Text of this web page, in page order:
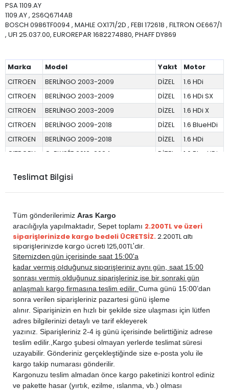
PSA 1109.AY
1109.AY , 2S6Q6714AB
BOSCH 0986TF0094 , MAHLE OX171/2D , FEBI 172618 , FILTRON OE667/1
, UFI 25.037.00, EUROREPAR 1682274880, PHAFF DY869
Marka Model Yakıt
Motor
CITROEN
BERLİNGO 2003-2009 DİZEL
1.6 HDi
CITROEN
BERLİNGO 2003-2009 DİZEL
1.6 HDi SX
CITROEN
BERLİNGO 2003-2009 DİZEL
1.6 HDi X
CITROEN
BERLİNGO 2009-2018 DİZEL
1.6 BlueHDi
CITROEN
BERLİNGO 2009-2018 DİZEL
1.6 HDi
CITROEN
C-ELYSÉE 2012-2024 DİZEL
1.6 BlueHDi
CITROEN
C1 2007-2013
CITROEN
C3 2002-2009
CITROEN
C3 2002-2009 DİZEL
1.6 HDi
CITROEN
C3 2009-2015 DİZEL
1.4 E-HDi
CITROEN
C3 2009-2015
CITROEN
C3 2009-2015 DİZEL
1.6 HDi
CITROEN
C3 AİRCROSS 2017-2020 DİZEL
1.6 BlueHDi
CITROEN
C3 PİCASSO 2009-2014 DİZEL
CITROEN
C3 PİCASSO 2009-2014 DİZEL
1.6 HDi
CITROEN
C4 2005-2010
CITROEN
C4 2011-2017 DİZEL
1.6 BlueHDi
CITROEN
C4 2011-2017 DİZEL
1.6 E-HDi
CITROEN
C4 2011-2017
CITROEN
C4 CACTUS 2014-2017 DİZEL
Teslimat Bilgisi
Tüm gönderilerimiz Aras Kargo
aracılığıyla yapılmaktadır, Sepet toplamı 2.200TL ve üzeri
siparişlerinizde kargo bedeli ÜCRETSİZ.2.200TL altı
siparişlerinizde kargo ücreti 125,00TL'dir.
Sitemizden gün içerisinde saat 15:00'a
kadar vermiş olduğunuz siparişleriniz aynı gün, saat 15:00
sonrası vermiş olduğunuz siparişleriniz ise bir sonraki gün
anlaşmalı kargo firmasına teslim edilir. Cuma günü 15:00’dan
sonra verilen siparişleriniz pazartesi günü işleme
alınır. Siparişinizin en hızlı bir şekilde size ulaşması için lütfen
adres bilgilerinizi detaylı ve tarif ekleyerek
yazınız. Siparişleriniz 2-4 iş günü içerisinde belirttiğiniz adrese
teslim edilir., Kargo şubesi olmayan yerlerde teslimat süresi
uzayabilir. Gönderiniz gerçekleştiğinde size e-posta yolu ile
kargo takip numarası gönderilir.
Kargonuzu teslim almadan önce kargo paketinizi kontrol ediniz
ve pakette hasar (yırtık, ezilme, ıslanma, vb.) olması